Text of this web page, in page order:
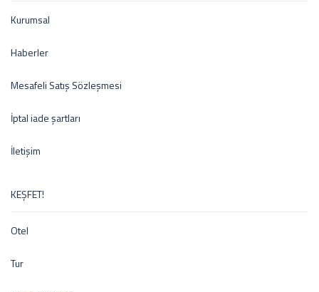
Kurumsal
Haberler
Mesafeli Satış Sözleşmesi
İptal iade şartları
İletişim
KEŞFET!
Otel
Tur